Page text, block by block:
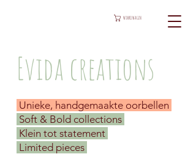
Evida creations
WINKELWAGEN
Unieke, handgemaakte oorbellen
Soft & Bold collections
Klein tot statement
Limited pieces